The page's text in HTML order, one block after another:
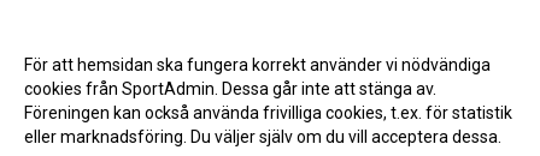
För att hemsidan ska fungera korrekt använder vi nödvändiga
cookies från SportAdmin. Dessa går inte att stänga av.
Föreningen kan också använda frivilliga cookies, t.ex. för statistik
eller marknadsföring. Du väljer själv om du vill acceptera dessa.